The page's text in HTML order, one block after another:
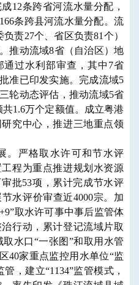
12条跨省河流水量分配，
条跨县河流水量分配。 流
责27个、省区负责81个）
推动流域8省（自治区）地
过水利部审查，其中7省
准已印发实施。 完成流域5
轮动态评估，推动流域5省
1.6万个定额值。
成立粤港
究中心，推进三地重点领
。严格取水许可和节水评
程为重点推进规划水资源
批53项，累计完成节水评
水评价审查近4000宗。加
取水许可事中事后监管体
行动，累计登记流域片取
水口“一张图”和取用水管
40家重点监控用水单位“监
，建立“1134”监管模式，